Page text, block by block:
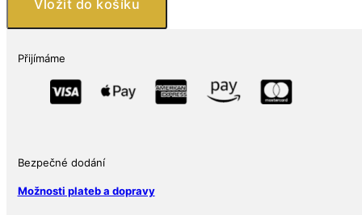
BAGATELLE
MERLIMONT
množství
Vložit do košíku
Přijímáme
Bezpečné dodání
Možnosti plateb a dopravy